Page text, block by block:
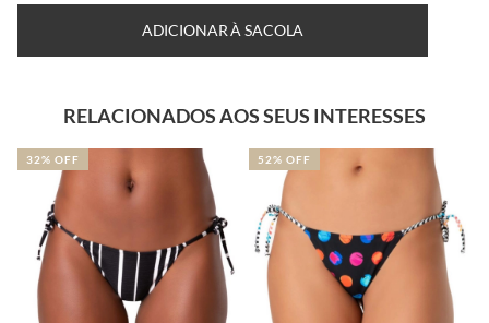
ADICIONAR À SACOLA
RELACIONADOS AOS SEUS INTERESSES
32% OFF 52% OFF